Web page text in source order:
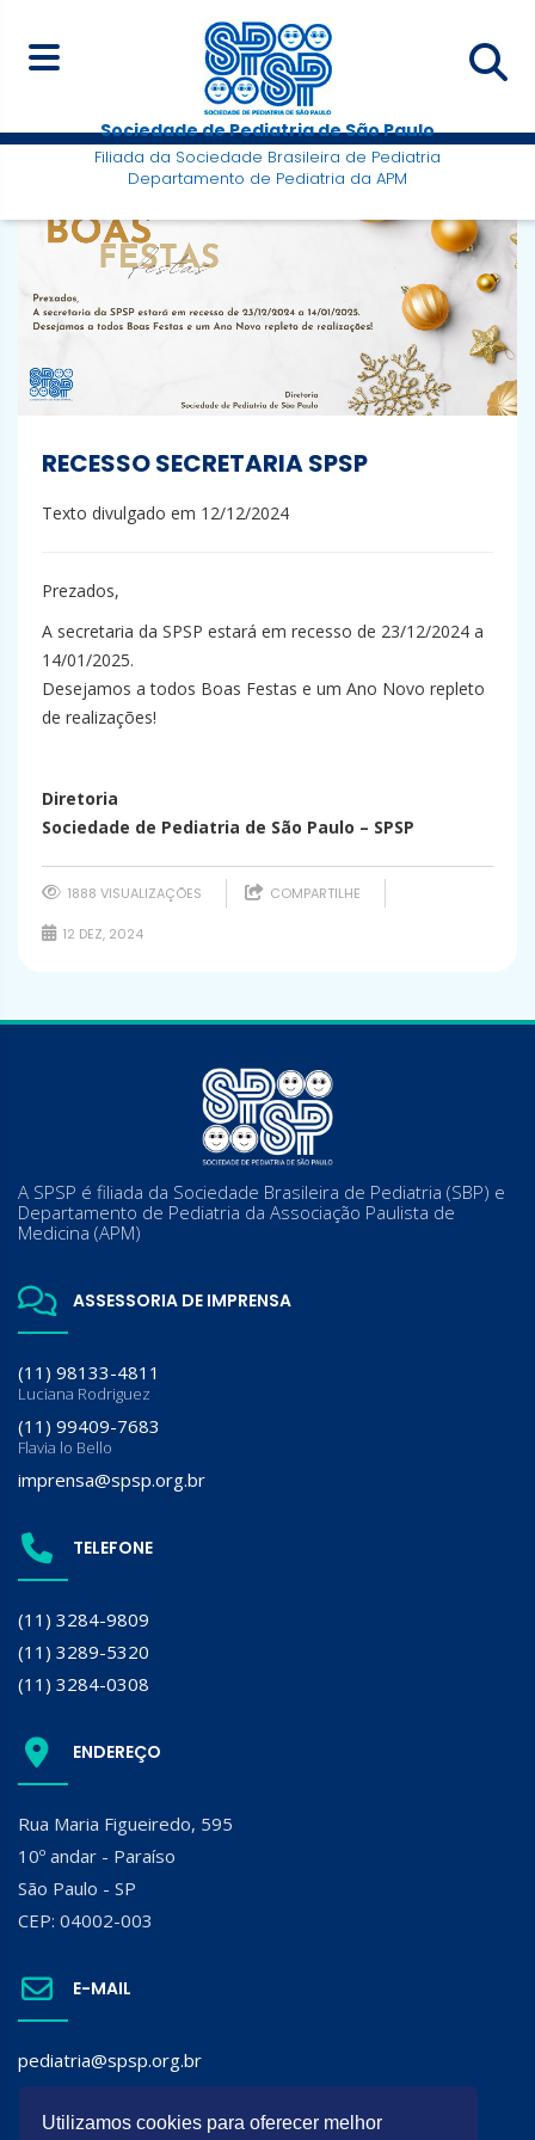
Sociedade de Pediatria de São Paulo
Filiada da Sociedade Brasileira de Pediatria
Departamento de Pediatria da APM
RECESSO SECRETARIA SPSP
Texto divulgado em 12/12/2024
Prezados,
A secretaria da SPSP estará em recesso de 23/12/2024 a
14/01/2025.
Desejamos a todos Boas Festas e um Ano Novo repleto
de realizações!
Diretoria
Sociedade de Pediatria de São Paulo – SPSP
1888 VISUALIZAÇÕES COMPARTILHE
12 DEZ, 2024
A SPSP é filiada da Sociedade Brasileira de Pediatria (SBP) e
Departamento de Pediatria da Associação Paulista de
Medicina (APM)
ASSESSORIA DE IMPRENSA
(11) 98133-4811
Luciana Rodriguez
(11) 99409-7683
Flavia lo Bello
imprensa@spsp.org.br
TELEFONE
(11) 3284-9809
(11) 3289-5320
(11) 3284-0308
ENDEREÇO
Rua Maria Figueiredo, 595
10º andar - Paraíso
São Paulo - SP
CEP: 04002-003
E-MAIL
pediatria@spsp.org.br
SIGA A SPSP:
Utilizamos cookies para oferecer melhor